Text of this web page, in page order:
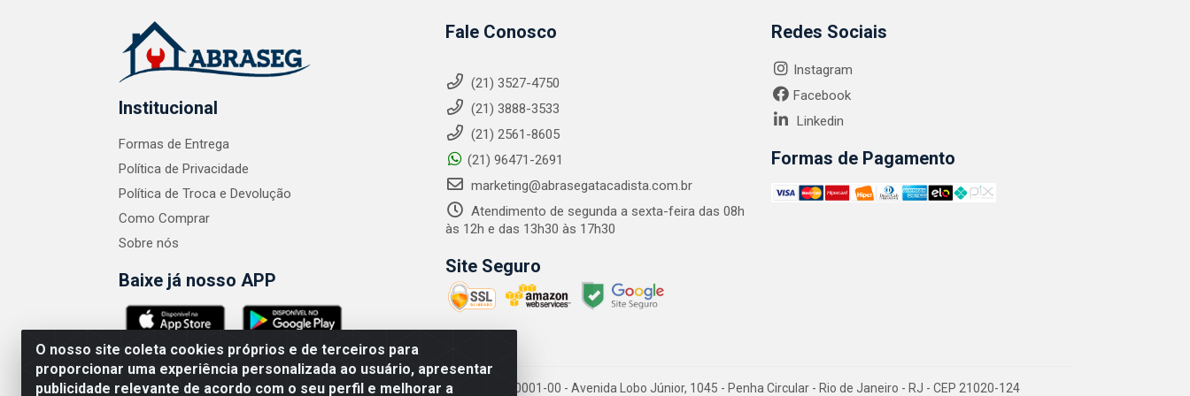
O nosso site coleta cookies próprios e de terceiros para
proporcionar uma experiência personalizada ao usuário, apresentar
publicidade relevante de acordo com o seu perfil e melhorar a
Institucional
Formas de Entrega
Política de Privacidade
Política de Troca e Devolução
Como Comprar
Sobre nós
Baixe já nosso APP
Fale Conosco
(21) 3527-4750
(21) 3888-3533
(21) 2561-8605
(21) 96471-2691
marketing@abrasegatacadista.com.br
Atendimento de segunda a sexta-feira das 08h
às 12h e das 13h30 às 17h30
Site Seguro
Redes Sociais
Instagram
Facebook
Linkedin
Formas de Pagamento
ABRASEG COMÉRCIO ATACADISTA LTDA - CNPJ: 10.894.768/0001-00 - Avenida Lobo Júnior, 1045 - Penha Circular - Rio de Janeiro - RJ - CEP 21020-124